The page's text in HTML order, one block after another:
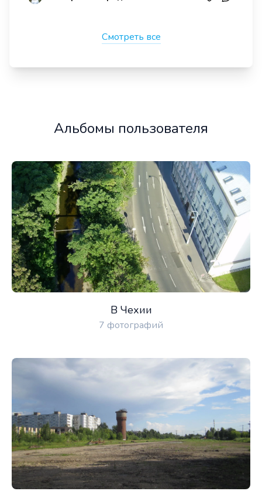
Смотреть все
Альбомы пользователя
В Чехии
7 фотографий